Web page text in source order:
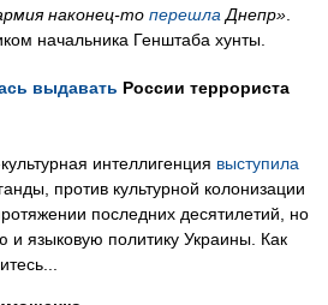
наконец-то перешла Днепр»
начальника Генштаба хунты.
выдавать России террориста
интеллигенция выступила
против культурной колонизации
последних десятилетий, но
и языковую политику Украины. Как